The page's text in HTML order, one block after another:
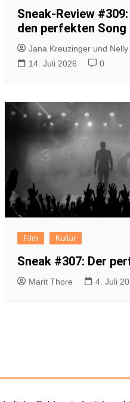
Sneak-Review
den perfekten Song
Jana Kreuzinger und
14. Juli 2026
0
Film Kultur
Sneak #307: Der
Marit Thore 4. Juli